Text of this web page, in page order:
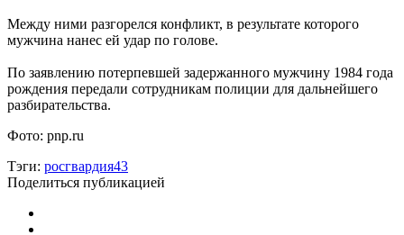
Между ними разгорелся конфликт, в результате которого
мужчина нанес ей удар по голове.
По заявлению потерпевшей задержанного мужчину 1984 года
рождения передали сотрудникам полиции для дальнейшего
разбирательства.
Фото: pnp.ru
Тэги: росгвардия43
Поделиться публикацией